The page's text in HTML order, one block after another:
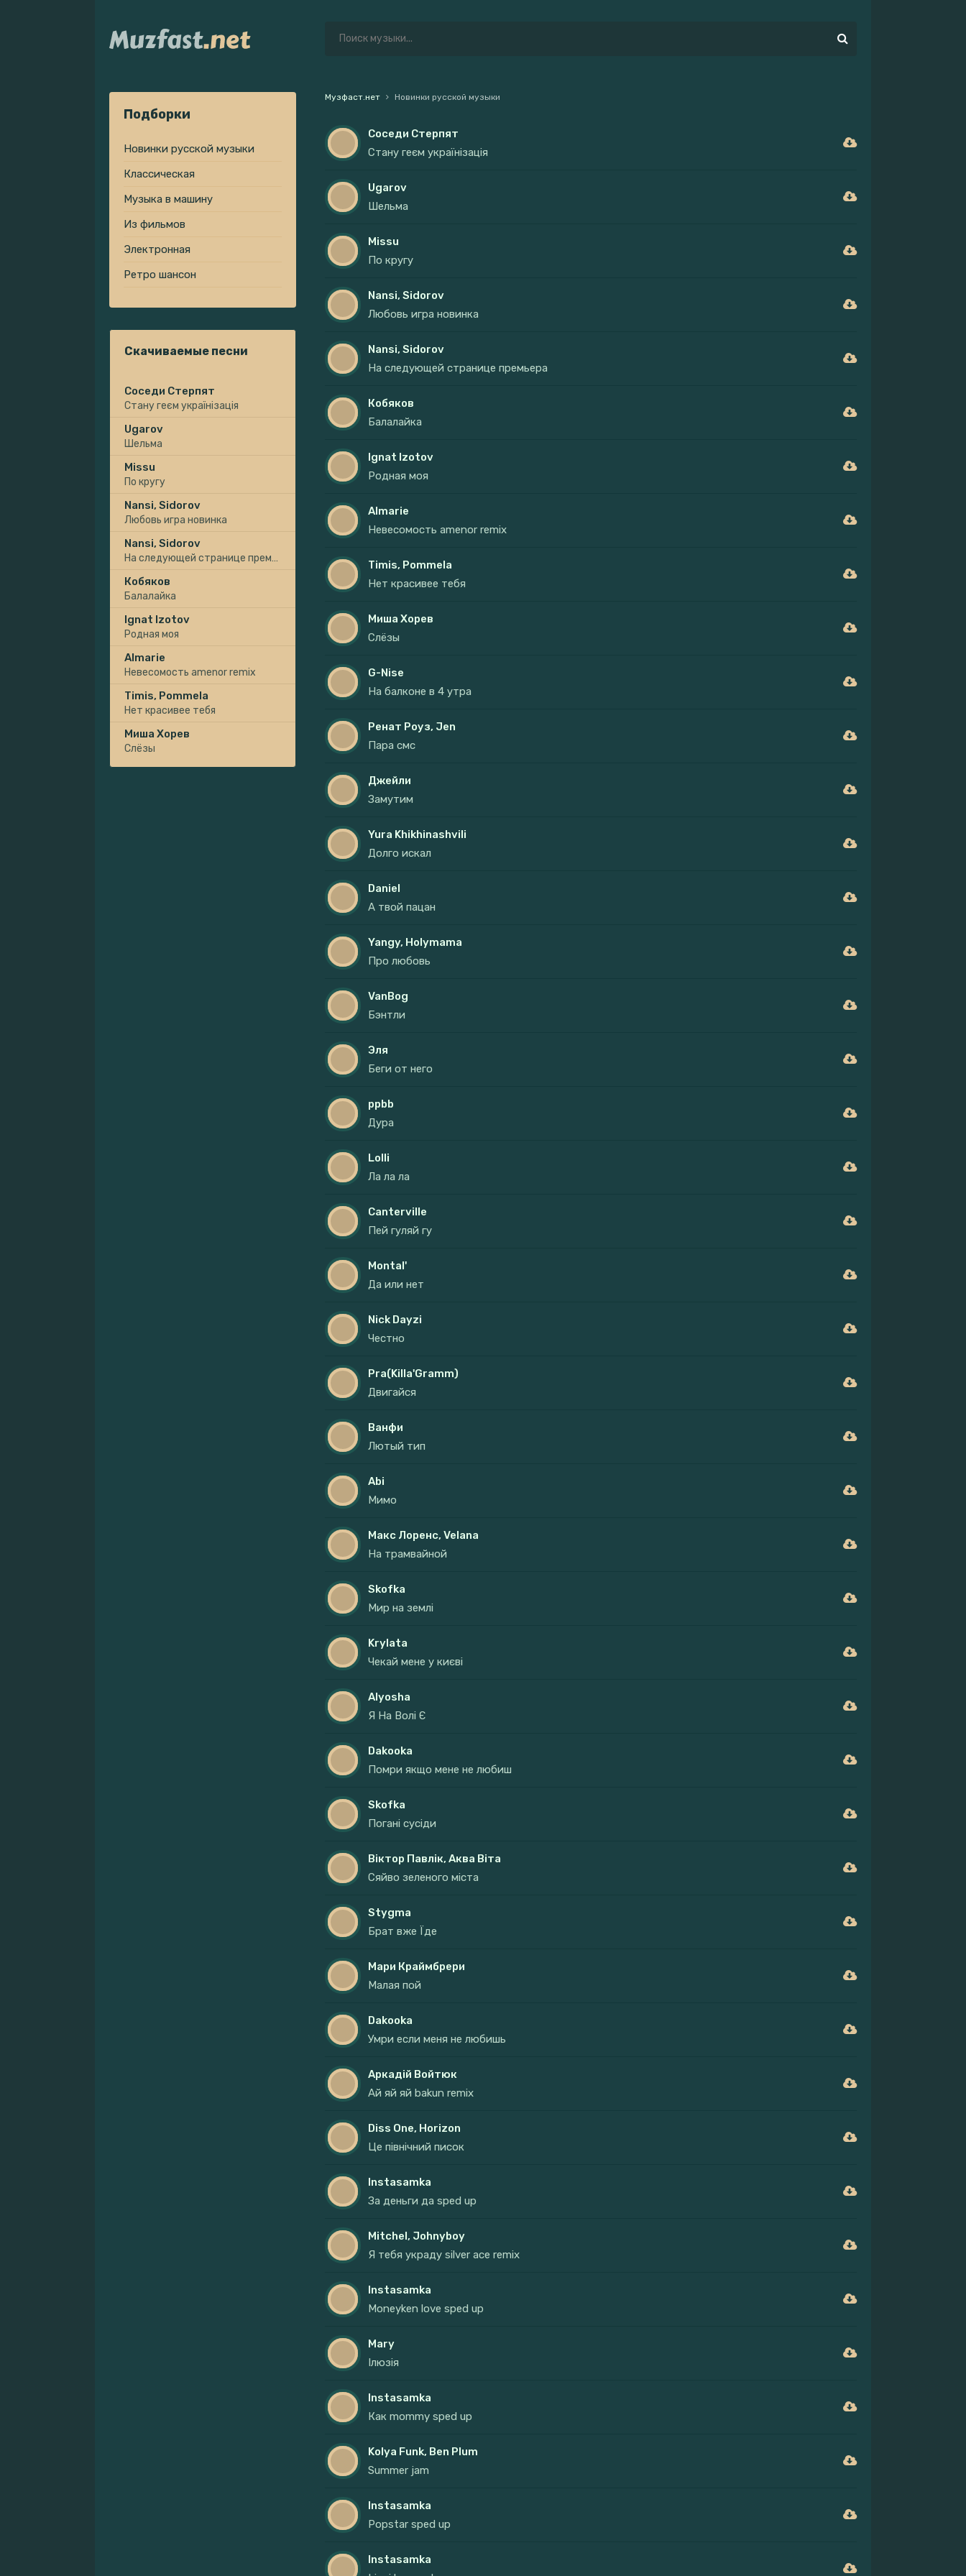
Подборки
Новинки русской музыки
Классическая
Музыка в машину
Из фильмов
Электронная
Ретро шансон
Скачиваемые песни
Соседи Стерпят
Стану геєм українізація
Ugarov
Шельма
Missu
По кругу
Nansi, Sidorov
Любовь игра новинка
Nansi, Sidorov
На следующей странице премьера
Кобяков
Балалайка
Ignat Izotov
Родная моя
Almarie
Невесомость amenor remix
Timis, Pommela
Нет красивее тебя
Миша Хорев
Слёзы
Музфаст.нет Новинки русской музыки
Соседи Стерпят
Стану геєм українізація
Ugarov
Шельма
Missu
По кругу
Nansi, Sidorov
Любовь игра новинка
Nansi, Sidorov
На следующей странице премьера
Кобяков
Балалайка
Ignat Izotov
Родная моя
Almarie
Невесомость amenor remix
Timis, Pommela
Нет красивее тебя
Миша Хорев
Слёзы
G-Nise
На балконе в 4 утра
Ренат Роуз, Jen
Пара смс
Джейли
Замутим
Yura Khikhinashvili
Долго искал
Daniel
А твой пацан
Yangy, Holymama
Про любовь
VanBog
Бэнтли
Эля
Беги от него
ppbb
Дура
Lolli
Ла ла ла
Canterville
Пей гуляй гу
Montal'
Да или нет
Nick Dayzi
Честно
Pra(Killa'Gramm)
Двигайся
Ванфи
Лютый тип
Abi
Мимо
Макс Лоренс, Velana
На трамвайной
Skofka
Мир на землі
Krylata
Чекай мене у києві
Alyosha
Я На Волі Є
Dakooka
Помри якщо мене не любиш
Skofka
Погані сусіди
Віктор Павлік, Аква Віта
Сяйво зеленого міста
Stygma
Брат вже Їде
Мари Краймбрери
Малая пой
Dakooka
Умри если меня не любишь
Аркадій Войтюк
Ай яй яй bakun remix
Diss One, Horizon
Це північний писок
Instasamka
За деньги да sped up
Mitchel, Johnyboy
Я тебя украду silver ace remix
Instasamka
Moneyken love sped up
Mary
Ілюзія
Instasamka
Как mommy sped up
Kolya Funk, Ben Plum
Summer jam
Instasamka
Popstar sped up
Instasamka